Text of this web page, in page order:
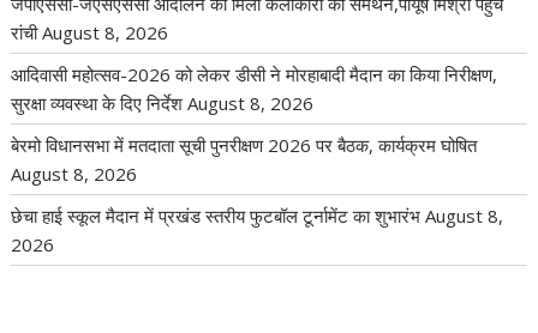
रांची August 8, 2026
आदिवासी महोत्सव-2026 को लेकर डीसी ने मोरहाबादी मैदान का किया निरीक्षण,
सुरक्षा व्यवस्था के दिए निर्देश August 8, 2026
बेरमो विधानसभा में मतदाता सूची पुनरीक्षण 2026 पर बैठक, कार्यक्रम घोषित
August 8, 2026
छेचा हाई स्कूल मैदान में प्रखंड स्तरीय फुटबॉल टूर्नामेंट का शुभारंभ August 8,
2026